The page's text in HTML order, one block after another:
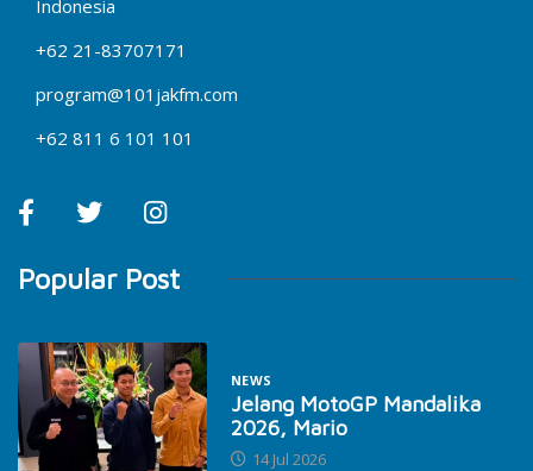
Indonesia
+62 21-83707171
program@101jakfm.com
+62 811 6 101 101
Popular Post
NEWS
Jelang MotoGP Mandalika
2026, Mario
14 Jul 2026